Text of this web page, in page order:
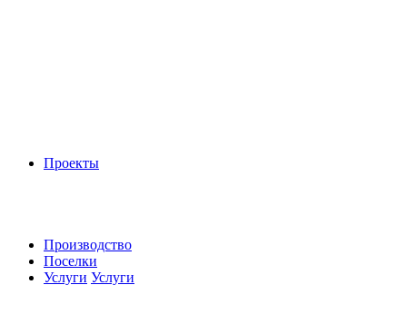
Проекты
Производство
Поселки
Услуги Услуги